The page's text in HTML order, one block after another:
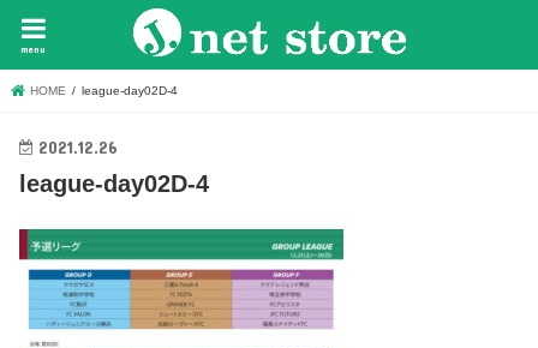
menu
HOME league-day02D-4
2021.12.26
league-day02D-4